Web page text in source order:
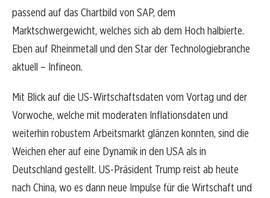
passend auf das Chartbild von SAP, dem
Marktschwergewicht, welches sich ab dem Hoch halbierte.
Eben auf Rheinmetall und den Star der Technologiebranche
aktuell – Infineon.
Mit Blick auf die US-Wirtschaftsdaten vom Vortag und der
Vorwoche, welche mit moderaten Inflationsdaten und
weiterhin robustem Arbeitsmarkt glänzen konnten, sind die
Weichen eher auf eine Dynamik in den USA als in
Deutschland gestellt. US-Präsident Trump reist ab heute
nach China, wo es dann neue Impulse für die Wirtschaft und